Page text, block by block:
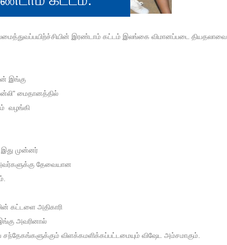
இரண்டாம் கட்டம் இலங்கை விமானப்படை தியதலாவை
இங்கு
மைதானத்தில்
வழங்கி
இது முன்னர்
தேவையான
கட்டளை அதிகாரி
அவரினால்
சந்தேகங்களுக்கும் விளக்கமளிக்கப்பட்டமையும் விஷேட அம்சமாகும்.